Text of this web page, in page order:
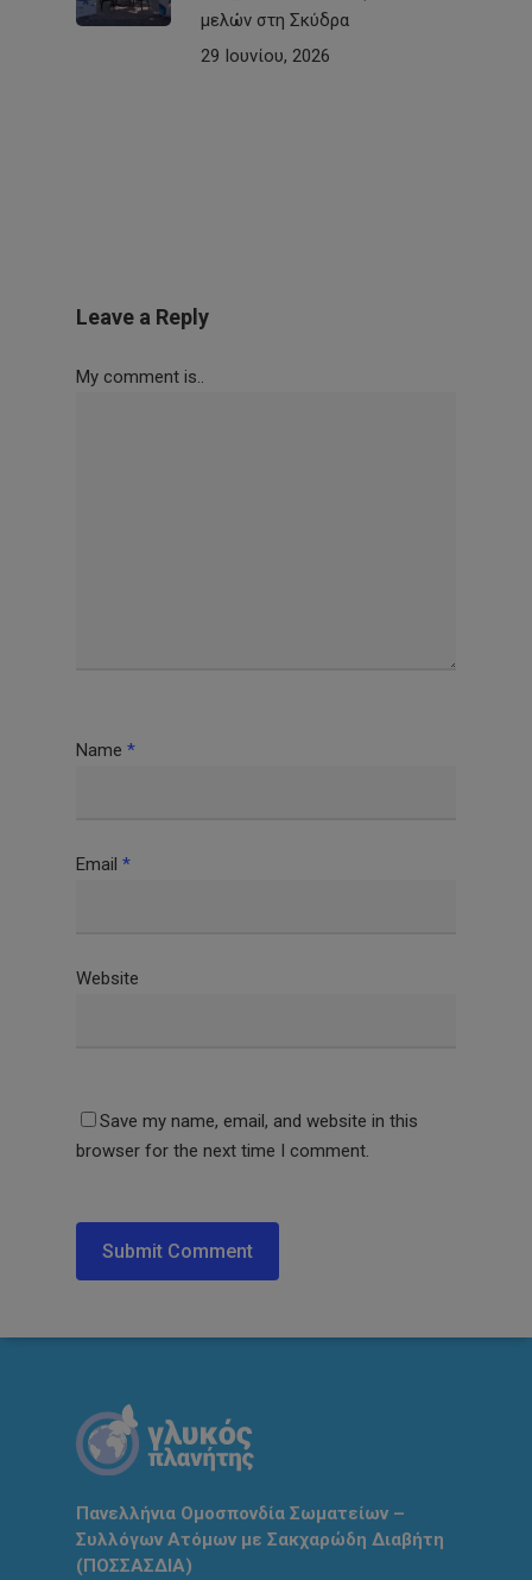
μελών στη Σκύδρα
29 Ιουνίου, 2026
Leave a Reply
My comment is..
Name *
Email *
Website
Save my name, email, and website in this
browser for the next time I comment.
Πανελλήνια Ομοσπονδία Σωματείων –
Συλλόγων Ατόμων με Σακχαρώδη Διαβήτη
(ΠΟΣΣΑΣΔΙΑ)